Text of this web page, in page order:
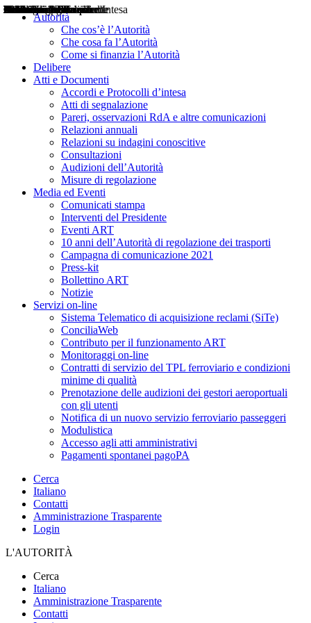
Autorità
Che cos’è l’Autorità
Che cosa fa l’Autorità
Come si finanzia l’Autorità
Delibere
Atti e Documenti
Accordi e Protocolli d’intesa
Atti di segnalazione
Pareri, osservazioni RdA e altre comunicazioni
Relazioni annuali
Relazioni su indagini conoscitive
Consultazioni
Audizioni dell’Autorità
Misure di regolazione
Media ed Eventi
Comunicati stampa
Interventi del Presidente
Eventi ART
10 anni dell’Autorità di regolazione dei trasporti
Campagna di comunicazione 2021
Press-kit
Bollettino ART
Notizie
Servizi on-line
Sistema Telematico di acquisizione reclami (SiTe)
ConciliaWeb
Contributo per il funzionamento ART
Monitoraggi on-line
Contratti di servizio del TPL ferroviario e condizioni
minime di qualità
Prenotazione delle audizioni dei gestori aeroportuali
con gli utenti
Notifica di un nuovo servizio ferroviario passeggeri
Modulistica
Accesso agli atti amministrativi
Pagamenti spontanei pagoPA
Cerca
Italiano
Contatti
Amministrazione Trasparente
Login
L'AUTORITÀ
Cerca
Italiano
Amministrazione Trasparente
Contatti
Delibere
Pareri
Consultazioni
Audizioni
Atti di Segnalazione
Accordi e Protocolli d'Intesa
Relazioni annuali
Misure di regolazione
Notizie
Comunicati Stampa
Bollettini ART
Convegni ART
Interviste del Presidente
Articoli in primo piano
Interventi del Presidente
2004
2005
2010
2013
2014
2015
2016
2017
2018
2019
202
2020
2021
2022
2023
2024
2025
2026
Aereo
Marittimo
Terrestre